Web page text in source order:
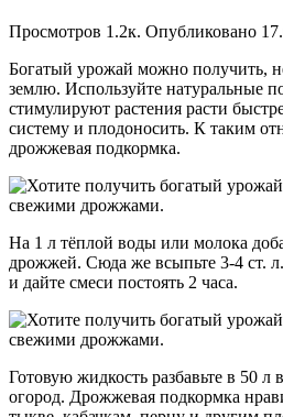
Просмотров 1.2к. Опубликовано
Богатый урожай можно получить,
землю. Используйте натуральные
стимулируют растения расти
систему и плодоносить. К таким
дрожжевая подкормка.
На 1 л тёплой воды или молока
дрожжей. Сюда же всыпьте 3-4 ст.
и дайте смеси постоять 2 часа.
Готовую жидкость разбавьте в 50 л
огород. Дрожжевая подкормка